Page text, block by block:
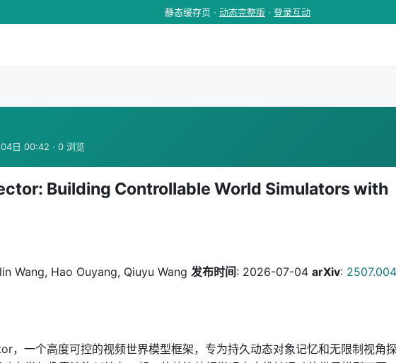
静态缓存页 · 动态完整版 · 登录互动
日 00:42 · 0 浏览
Building Controllable World Simulators with
Wang, Hao Ouyang, Qiuyu Wang 发布时间: 2026-07-04 arXiv: 2507.004
，一个高度可控的视频世界模型框架，专为持久动态对象记忆和无限制视角探